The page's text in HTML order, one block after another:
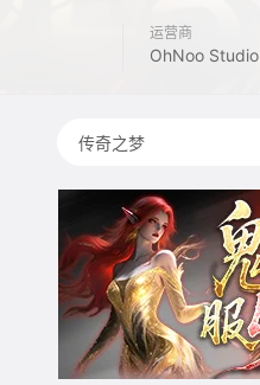
运营商
OhNoo Studio